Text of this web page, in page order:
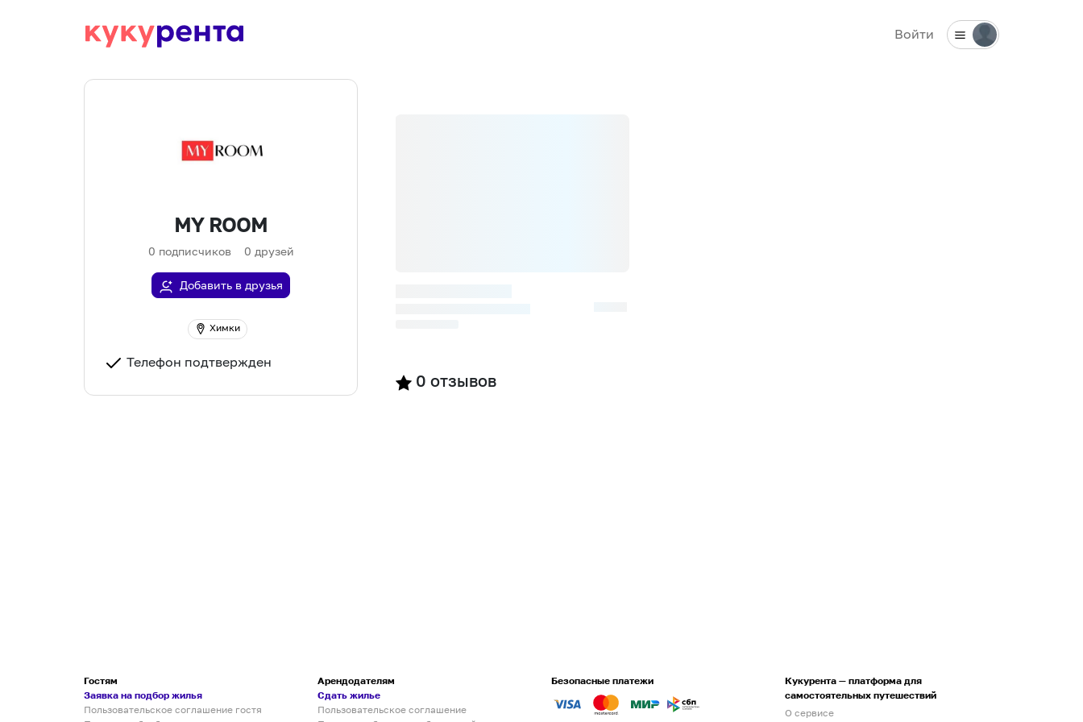
Войти
MY ROOM
0 подписчиков 0 друзей
Добавить в друзья
Химки
Телефон подтвержден
0 отзывов
Гостям
Заявка на подбор жилья
Пользовательское соглашение гостя
Арендодателям
Сдать жилье
Пользовательское соглашение
Безопасные платежи
Кукурента — платформа для
самостоятельных путешествий
О сервисе